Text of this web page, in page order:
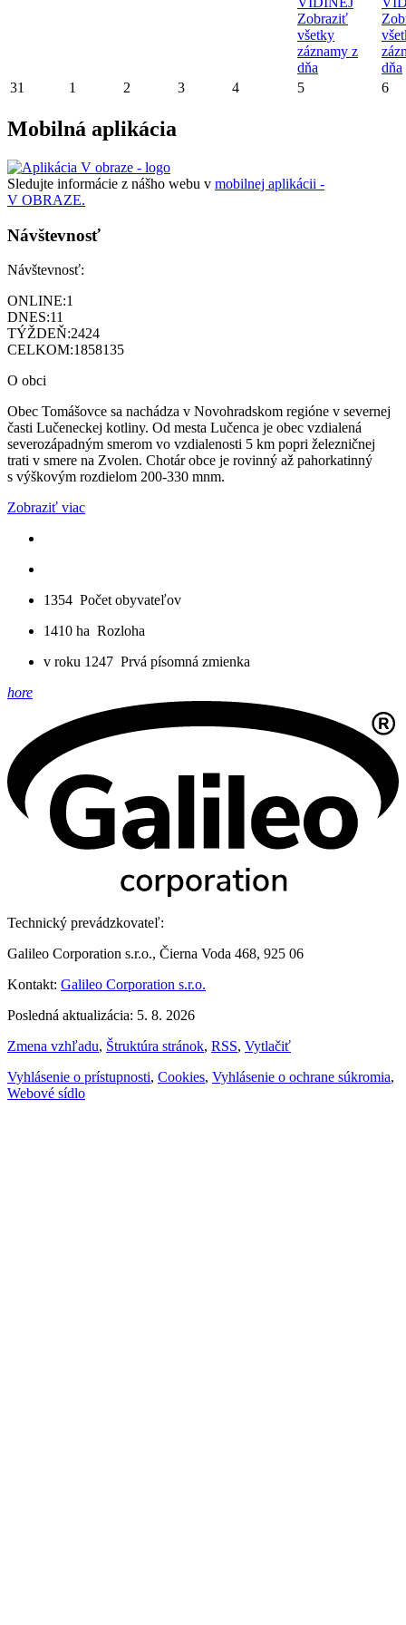
Zobraziť
všetky
záznamy z
dňa
dňa
31
1 2 3 4 5 6
Mobilná aplikácia
Sledujte informácie z nášho webu v mobilnej aplikácii -
V OBRAZE.
Návštevnosť
Návštevnosť:
ONLINE:1
DNES:11
TÝŽDEŇ:2424
CELKOM:1858135
O obci
Obec Tomášovce sa nachádza v Novohradskom regióne v severnej
časti Lučeneckej kotliny. Od mesta Lučenca je obec vzdialená
severozápadným smerom vo vzdialenosti 5 km popri železničnej
trati v smere na Zvolen. Chotár obce je rovinný až pahorkatinný
s výškovým rozdielom 200-330 mnm.
Zobraziť viac
1354 Počet obyvateľov
1410 ha Rozloha
v roku 1247 Prvá písomná zmienka
hore
Technický prevádzkovateľ:
Galileo Corporation s.r.o., Čierna Voda 468, 925 06
Kontakt: Galileo Corporation s.r.o.
Posledná aktualizácia: 5. 8. 2026
Zmena vzhľadu, Štruktúra stránok, RSS, Vytlačiť
Vyhlásenie o prístupnosti, Cookies, Vyhlásenie o ochrane súkromia,
Webové sídlo